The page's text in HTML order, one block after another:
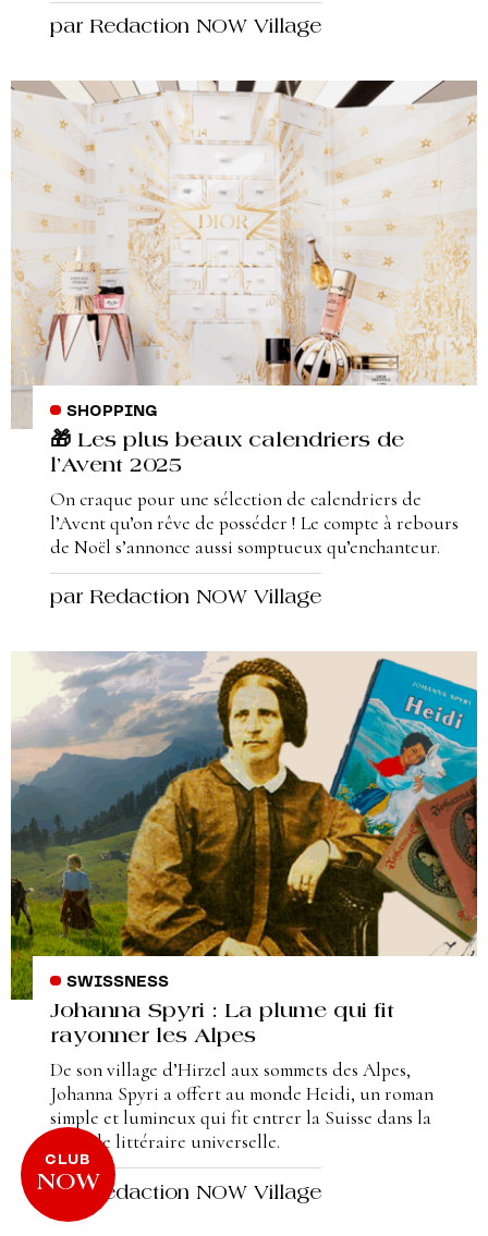
par Redaction NOW Village
SHOPPING
🎁 Les plus beaux calendriers de
l’Avent 2025
On craque pour une sélection de calendriers de
l’Avent qu’on rêve de posséder ! Le compte à rebours
de Noël s’annonce aussi somptueux qu’enchanteur.
par Redaction NOW Village
SWISSNESS
Johanna Spyri : La plume qui fit
rayonner les Alpes
De son village d’Hirzel aux sommets des Alpes,
Johanna Spyri a offert au monde Heidi, un roman
simple et lumineux qui fit entrer la Suisse dans la
légende littéraire universelle.
par Redaction NOW Village
CLUB
NOW